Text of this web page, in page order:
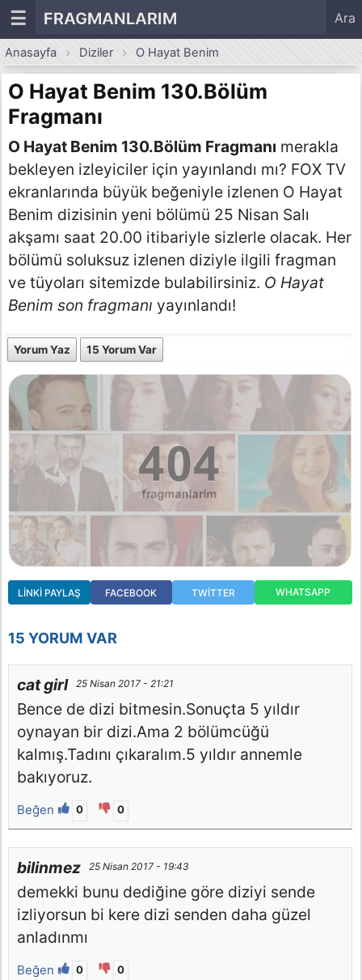
☰ FRAGMANLARIM Ara
Anasayfa Diziler O Hayat Benim
O Hayat Benim 130.Bölüm
Fragmanı
O Hayat Benim 130.Bölüm Fragmanı merakla
bekleyen izleyiciler için yayınlandı mı? FOX TV
ekranlarında büyük beğeniyle izlenen O Hayat
Benim dizisinin yeni bölümü 25 Nisan Salı
akşamı saat 20.00 itibariyle sizlerle olacak. Her
bölümü soluksuz izlenen diziyle ilgili fragman
ve tüyoları sitemizde bulabilirsiniz. O Hayat
Benim son fragmanı yayınlandı!
Yorum Yaz 15 Yorum Var
LINKI PAYLAŞ FACEBOOK TWITTER WHATSAPP
15 YORUM VAR
cat girl 25 Nisan 2017 - 21:21
Bence de dizi bitmesin.Sonuçta 5 yıldır
oynayan bir dizi.Ama 2 bölümcüğü
kalmış.Tadını çıkaralım.5 yıldır annemle
bakıyoruz.
Beğen 0 0
bilinmez 25 Nisan 2017 - 19:43
demekki bunu dediğine göre diziyi sende
izliyorsun bi kere dizi senden daha güzel
anladınmı
Beğen 0 0